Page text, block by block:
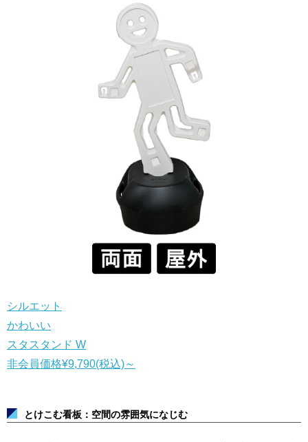
シルエット
かわいい
スタスタンド W
非会員価格¥9,790(税込)～
とけこむ看板：空間の雰囲気になじむ